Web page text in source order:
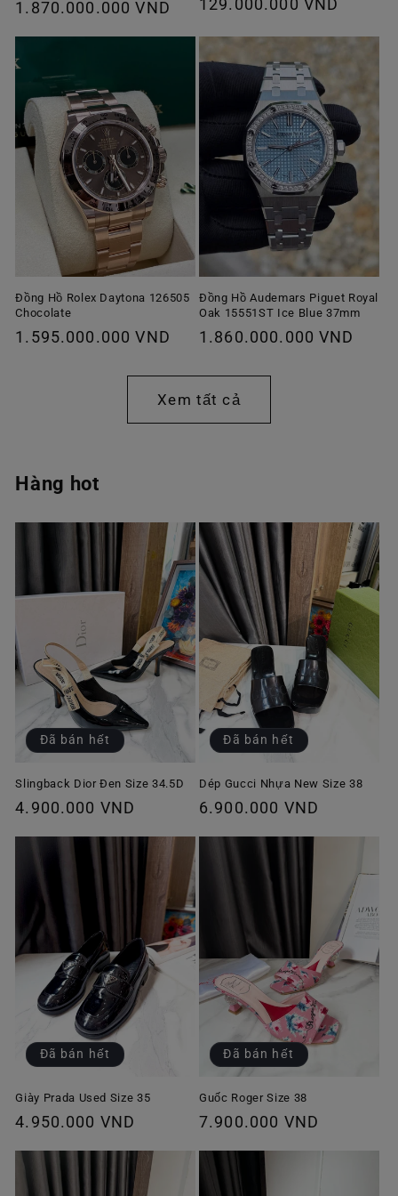
thông
ưu
1.870.000.000 VND
thường
Đồng Hồ Rolex Daytona 126505
Chocolate
Giá
1.595.000.000 VND
Đồng Hồ Audemars Piguet Royal
Oak 15551ST Ice Blue 37mm
Giá
1.860.000.000 VND
Xem tất cả
Hàng hot
Đã bán hết
Slingback Dior Đen Size 34.5D
Giá
thường
4.900.000 VND
Đã bán hết
Dép Gucci Nhựa New Size 38
Giá
6.900.000 VND
Đã bán hết
Giày Prada Used Size 35
Giá
thường
4.950.000 VND
Đã bán hết
Guốc Roger Size 38
Giá
thường
7.900.000 VND